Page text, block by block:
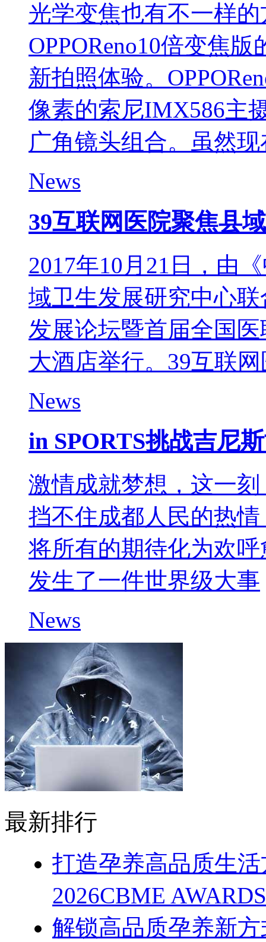
光学变焦也有不一样
OPPOReno10倍变焦
新拍照体验。
像素的索尼IMX586主
广角镜头组合。虽然
News
39互联网医院聚焦县
2017年10月21日，由
域卫生发展研究中心
发展论坛暨首届全国
大酒店举行。39互联
News
in SPORTS挑战吉尼
激情成就梦想，这一
挡不住成都人民的热
将所有的期待化为欢
发生了一件世界级大事
News
最新排行
打造孕养高品质生
2026CBME
解锁高品质孕养新